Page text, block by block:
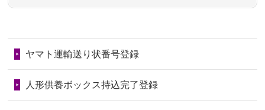
ました。お...
2026/06/28きちんと供養していただけると思った
ので、お願...
しょうか？
2024/01/04ガラスケースは外しても良いですか？
第78回人形供養祭令和7年6月20日(金)
第76回人形供養祭令和7年2月28日(金)
第75回人形供養祭令和7年1月17日(金)
ヤマト運輸送り状番号登録
人形供養ボックス持込完了登録